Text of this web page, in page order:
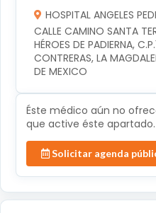
HOSPITAL ANGELES
CALLE CAMINO SANTA
HÉROES DE PADIERNA,
CONTRERAS, LA
DE MEXICO
Éste médico aún no
que active éste apartado.
Solicitar agenda